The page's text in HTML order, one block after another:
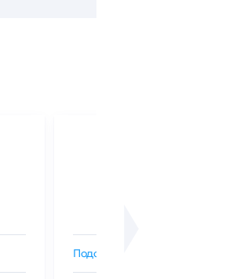
Подобрать SSL-сертификат